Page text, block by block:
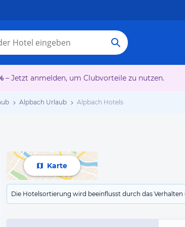
– Jetzt anmelden, um Clubvorteile zu nutzen.
Alpbach Urlaub Alpbach Hotels
Karte
Die Hotelsortierung wird beeinflusst durch das